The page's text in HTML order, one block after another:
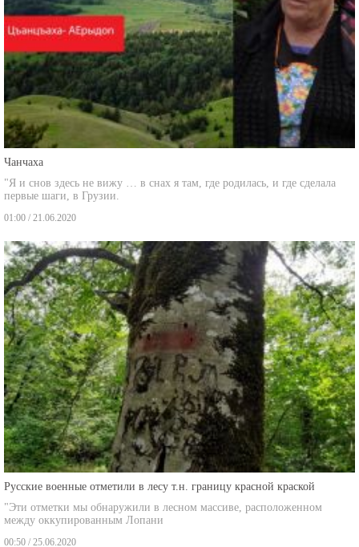
Чанчаха
"Я и снов здесь не вижу … в снах я там, где родилась, и где сделала
первые шаги, в Грузии.
01:00 / 21.06.2020
Русские военные отметили в лесу т.н. границу красной краской
"Эти отметки мы обнаружили в лесном массиве, расположенном
между оккупированным Лопани
00:50 / 25.06.2020